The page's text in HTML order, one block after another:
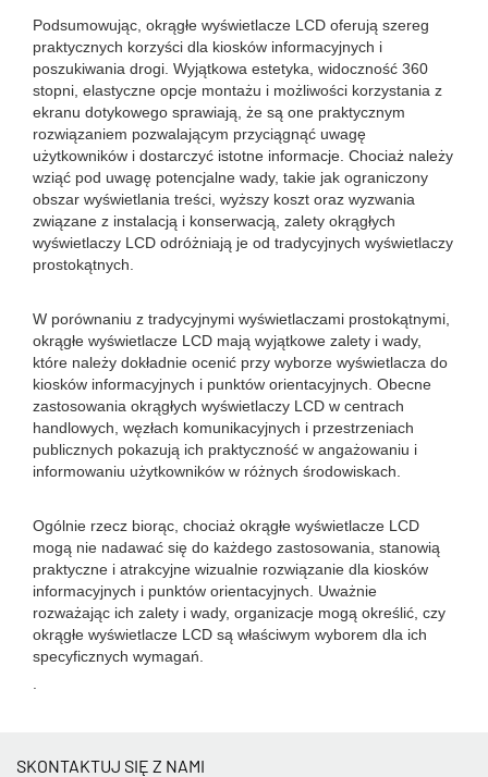
Podsumowując, okrągłe wyświetlacze LCD oferują szereg
praktycznych korzyści dla kiosków informacyjnych i
poszukiwania drogi. Wyjątkowa estetyka, widoczność 360
stopni, elastyczne opcje montażu i możliwości korzystania z
ekranu dotykowego sprawiają, że są one praktycznym
rozwiązaniem pozwalającym przyciągnąć uwagę
użytkowników i dostarczyć istotne informacje. Chociaż należy
wziąć pod uwagę potencjalne wady, takie jak ograniczony
obszar wyświetlania treści, wyższy koszt oraz wyzwania
związane z instalacją i konserwacją, zalety okrągłych
wyświetlaczy LCD odróżniają je od tradycyjnych wyświetlaczy
prostokątnych.
W porównaniu z tradycyjnymi wyświetlaczami prostokątnymi,
okrągłe wyświetlacze LCD mają wyjątkowe zalety i wady,
które należy dokładnie ocenić przy wyborze wyświetlacza do
kiosków informacyjnych i punktów orientacyjnych. Obecne
zastosowania okrągłych wyświetlaczy LCD w centrach
handlowych, węzłach komunikacyjnych i przestrzeniach
publicznych pokazują ich praktyczność w angażowaniu i
informowaniu użytkowników w różnych środowiskach.
Ogólnie rzecz biorąc, chociaż okrągłe wyświetlacze LCD
mogą nie nadawać się do każdego zastosowania, stanowią
praktyczne i atrakcyjne wizualnie rozwiązanie dla kiosków
informacyjnych i punktów orientacyjnych. Uważnie
rozważając ich zalety i wady, organizacje mogą określić, czy
okrągłe wyświetlacze LCD są właściwym wyborem dla ich
specyficznych wymagań.
SKONTAKTUJ SIĘ Z NAMI